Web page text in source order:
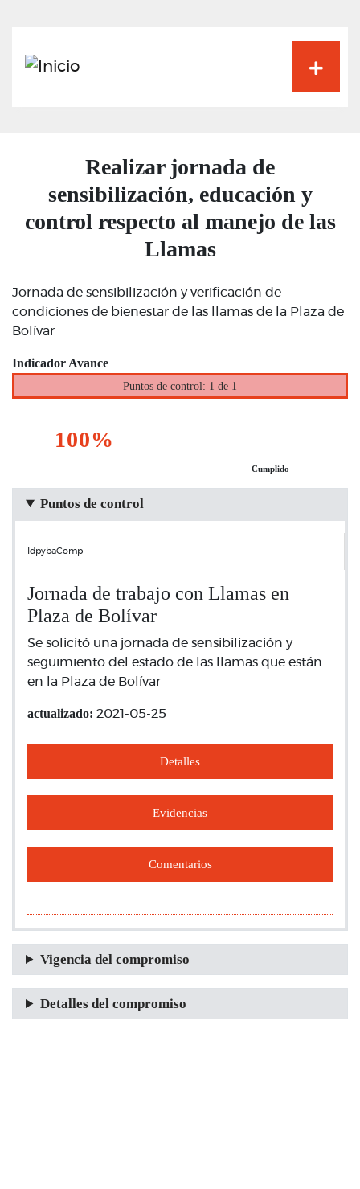
Realizar jornada de
sensibilización, educación y
control respecto al manejo de las
Llamas
Jornada de sensibilización y verificación de
condiciones de bienestar de las llamas de la Plaza de
Bolívar
Indicador Avance
Puntos de control: 1 de 1
100%
Cumplido
Puntos de control
IdpybaComp
Jornada de trabajo con Llamas en
Plaza de Bolívar
Se solicitó una jornada de sensibilización y
seguimiento del estado de las llamas que están
en la Plaza de Bolívar
actualizado: 2021-05-25
Detalles
Evidencias
Comentarios
Vigencia del compromiso
Detalles del compromiso